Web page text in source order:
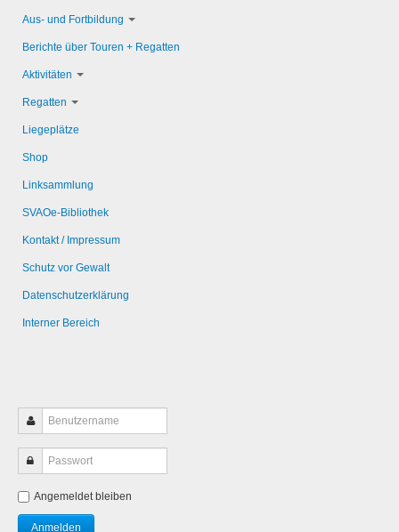
Aus- und Fortbildung
Berichte über Touren + Regatten
Aktivitäten
Regatten
Liegeplätze
Shop
Linksammlung
SVAOe-Bibliothek
Kontakt / Impressum
Schutz vor Gewalt
Datenschutzerklärung
Interner Bereich
Angemeldet bleiben